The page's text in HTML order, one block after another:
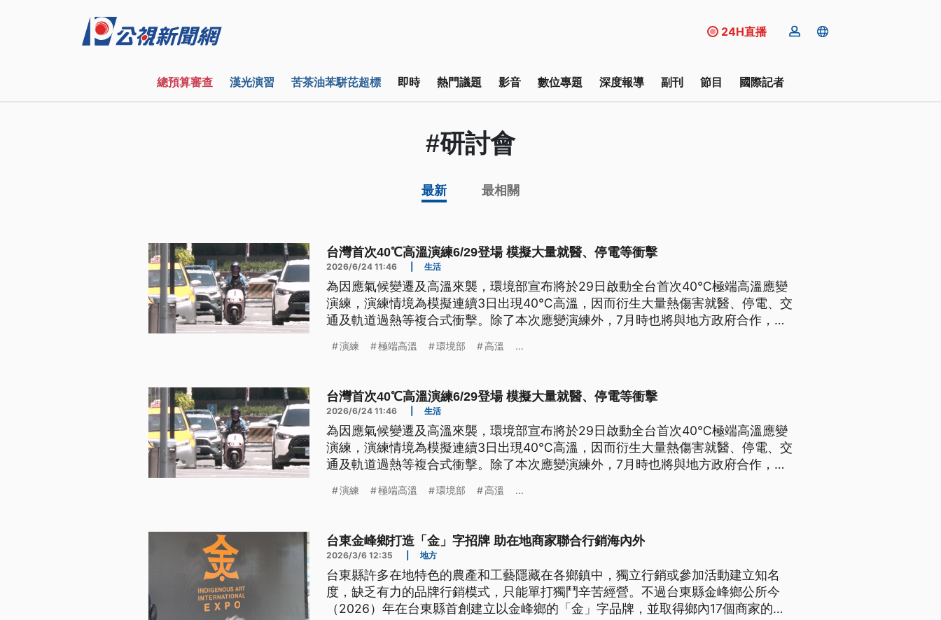
24H直播
總預算審查 漢光演習 苦茶油苯駢芘超標 即時 熱門議題 影音 數位專題 深度報導 副刊 節目 國際記者
#研討會
最新 最相關
台灣首次40℃高溫演練6/29登場 模擬大量就醫、停電等衝擊
2026/6/24 11:46 生活
為因應氣候變遷及高溫來襲，環境部宣布將於29日啟動全台首次40℃極端高溫應變
演練，演練情境為模擬連續3日出現40℃高溫，因而衍生大量熱傷害就醫、停電、交
通及軌道過熱等複合式衝擊。除了本次應變演練外，7月時也將與地方政府合作，進
演練 極端高溫 環境部 高溫 ...
台灣首次40℃高溫演練6/29登場 模擬大量就醫、停電等衝擊
2026/6/24 11:46 生活
為因應氣候變遷及高溫來襲，環境部宣布將於29日啟動全台首次40℃極端高溫應變
演練，演練情境為模擬連續3日出現40℃高溫，因而衍生大量熱傷害就醫、停電、交
通及軌道過熱等複合式衝擊。除了本次應變演練外，7月時也將與地方政府合作，進
演練 極端高溫 環境部 高溫 ...
台東金峰鄉打造「金」字招牌 助在地商家聯合行銷海內外
2026/3/6 12:35 地方
台東縣許多在地特色的農產和工藝隱藏在各鄉鎮中，獨立行銷或參加活動建立知名
度，缺乏有力的品牌行銷模式，只能單打獨鬥辛苦經營。不過台東縣金峰鄉公所今
（2026）年在台東縣首創建立以金峰鄉的「金」字品牌，並取得鄉內17個商家的商